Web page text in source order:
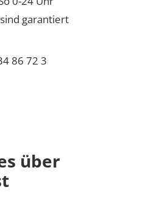
garantiert
86 72 3
über